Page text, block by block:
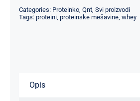
Categories: Proteinko, Qnt, Svi proizvodi
Tags: proteini, proteinske mešavine, whey
Opis